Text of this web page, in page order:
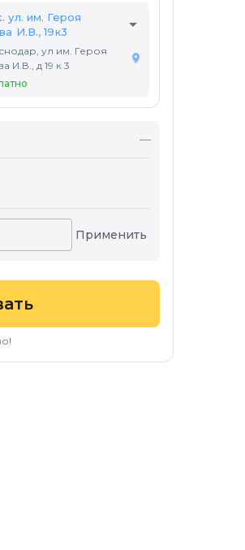
ул. им. Героя
И.В., 19к3
arrow_drop_down
ул им. Героя
И.В., д 19 к 3
—
Применить